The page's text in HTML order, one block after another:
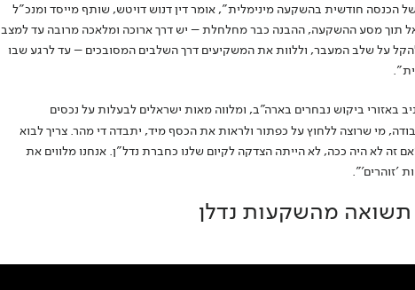
הכנסה חודשית בהשקעה מינימלית", אומר דין דנוש דויטש, שותף מייסד ומנכ"ל
תוך מסע ההשקעה, ההבנה כבר מחלחלת – יש דרך ארוכה ומלאכה מרובה עד למצב
על שלב המעבר, וללוות את המשקיעים דרך השלבים המסובכים – עד לרגע שבו
באזורי ביקוש נבחרים בארה"ב, ומלווה מאות ישראלים לבעלות על נכסים
מי שרוצה ללחוץ על כפתור ולראות את הכסף מיד, יתבדה די מהר. צריך לבוא
זה לא היה ככה, לא הייתה הצדקה לקיום שלנו כחברת נדל"ן. אנחנו מלווים את
'זוהרים'".
תשואה מהשקעות נדלן